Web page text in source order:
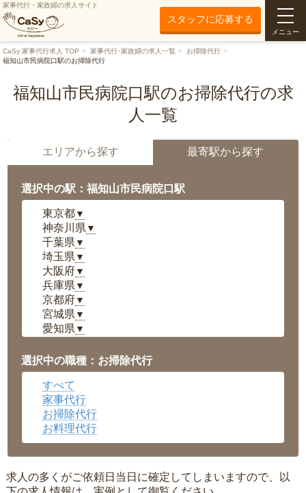
家事代行・家政婦の求人サイト
スタッフに応募する
メニュー
CaSy 家事代行求人 TOP 家事代行･家政婦の求人一覧
お掃除代行
福知山市民病院口駅のお掃除代行
福知山市民病院口駅のお掃除代行の求
人一覧
エリアから探す 最寄駅から探す
選択中の駅：福知山市民病院口駅
東京都▼
神奈川県 ▼
千葉県 ▼
埼玉県 ▼
大阪府▼
兵庫県 ▼
京都府▼
宮城県 ▼
愛知県 ▼
岡山県▼
広島県▼
沖縄県
選択中の職種：お掃除代行
すべて
家事代行
お掃除代行
お料理代行
求人の多くがご依頼日当日に確定してしまいますので、以